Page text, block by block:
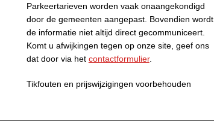
Parkeertarieven worden vaak onaangekondigd
door de gemeenten aangepast. Bovendien wordt
de informatie niet altijd direct gecommuniceert.
Komt u afwijkingen tegen op onze site, geef ons
dat door via het contactformulier.
Tikfouten en prijswijzigingen voorbehouden